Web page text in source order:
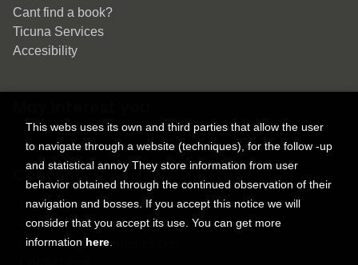
Cant find a book?
Ticuna Services
Accesibility
Contact
9150 Tahoma St.
+1 614-707-9934
contactus@ticunabooks.com
This webs uses its own and third parties that allow the user
to navigate through a website (techniques), for the follow -up
and statistical annoy They store information from user
behavior obtained through the continued observation of their
navigation and bosses. If you accept this notice we will
consider that you accept its use. You can get more
information here